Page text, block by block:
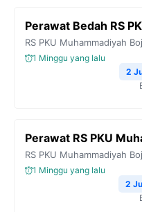
Perawat Bedah RS
RS PKU Muhammadiyah
1 Minggu yang lalu
2
Perawat RS PKU
RS PKU Muhammadiyah
1 Minggu yang lalu
2